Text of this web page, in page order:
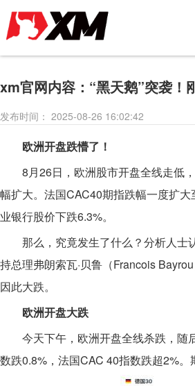
xm官网内容：“黑天鹅”突袭！
发布时间： 2025-08-26 16:02:42
欧洲开盘跌懵了！
8月26日，欧洲股市开盘全线走低，
幅扩大。法国CAC40期指跌幅一度扩
业银行股价下跌6.3%。
那么，究竟发生了什么？分析人士
持总理弗朗索瓦·贝鲁（Francois
因此大跌。
欧洲开盘大跌
今天下午，欧洲开盘全线杀跌，随
数跌0.8%，法国CAC 40指数跌超2%。